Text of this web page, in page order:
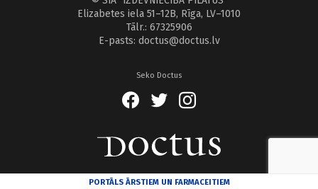
PORTĀLS ĀRSTIEM UN FARMACEITIEM
Elizabetes iela 51–12B, Rīga, LV–1010
Tālr.: 67325906
E-pasts: doctus@doctus.lv
Seko Doctus